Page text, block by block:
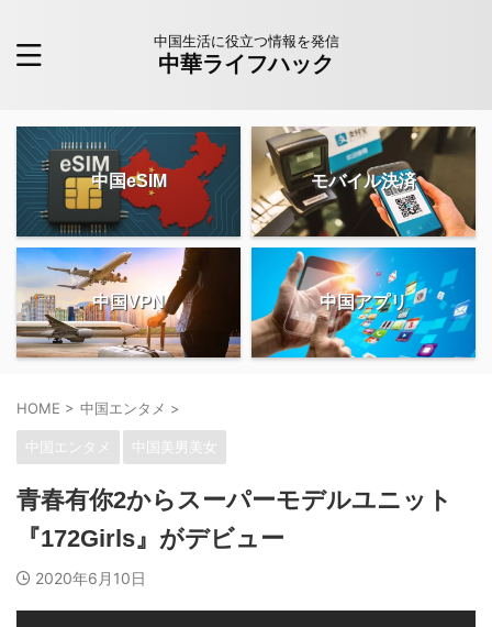
中国生活に役立つ情報を発信
中華ライフハック
中国eSIM モバイル決済
中国VPN 中国アプリ
HOME > 中国エンタメ >
中国エンタメ 中国美男美女
青春有你2からスーパーモデルユニット
『172Girls』がデビュー
2020年6月10日